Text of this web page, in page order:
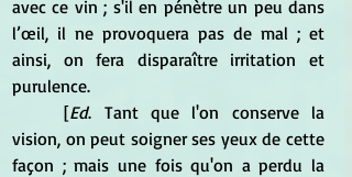
avec ce vin ; s'il en pénètre un peu dans
l’œil, il ne provoquera pas de mal ; et
ainsi, on fera disparaître irritation et
purulence.
	[
Ed. Tant que l'on conserve la
vision, on peut soigner ses yeux de cette
façon ; mais une fois qu'on a perdu la